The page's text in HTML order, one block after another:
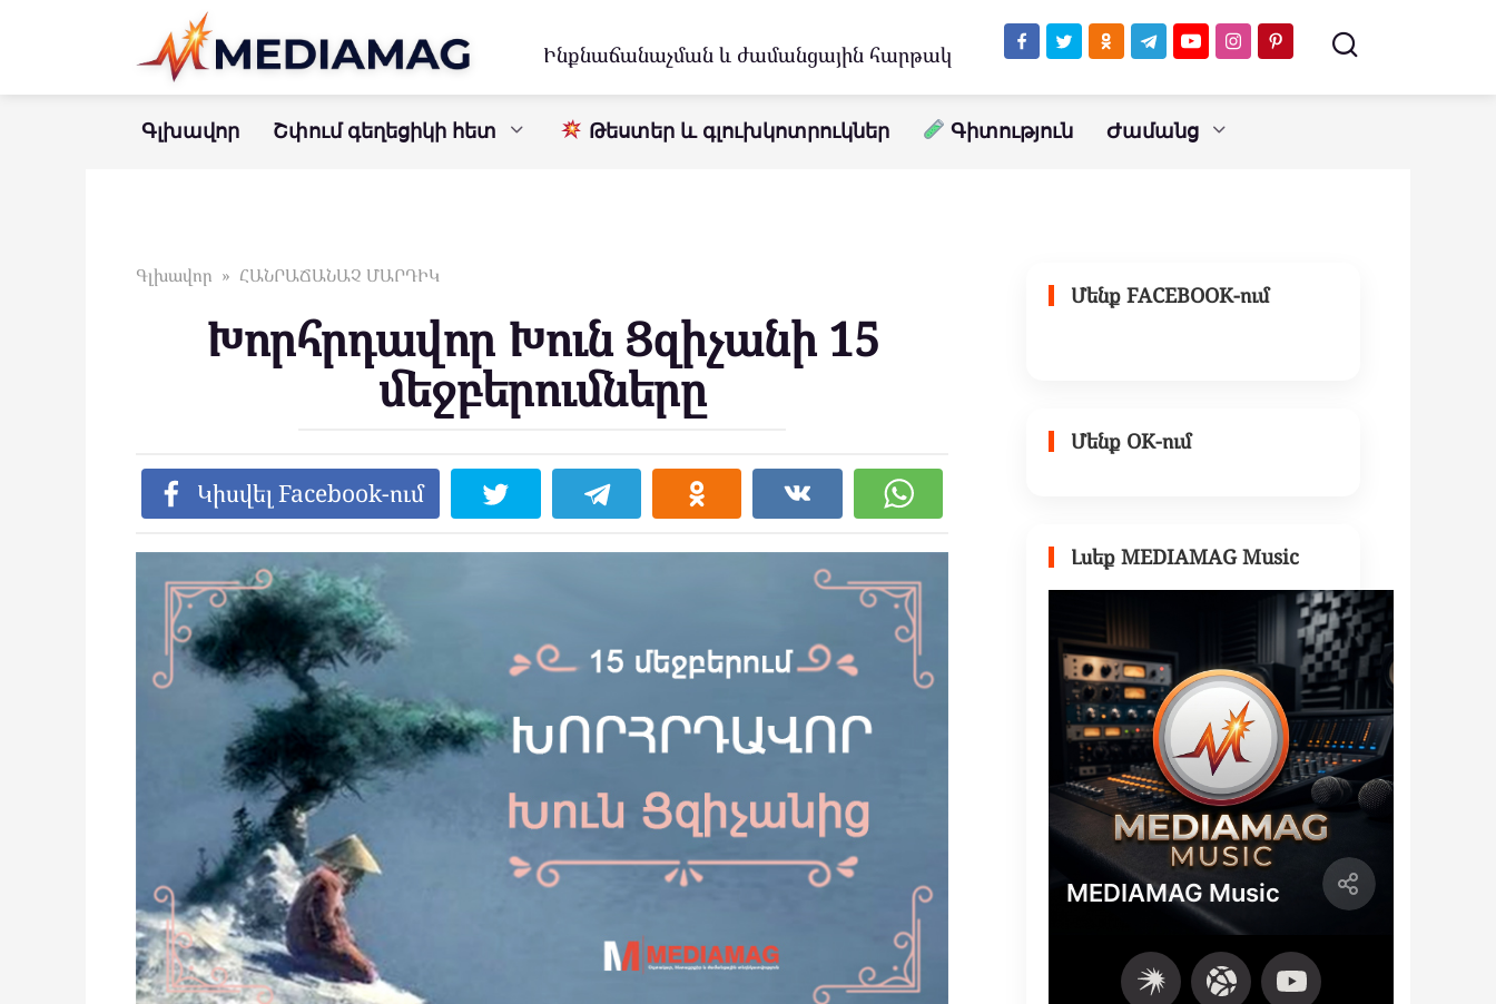
Ինքնաճանաչման և ժամանցային հարթակ
Գլխավոր Շփում գեղեցիկի հետ Թեստեր և գլուխկոտրուկներ Գիտություն Ժամանց
Գլխավոր » ՀԱՆՐԱՃԱՆԱՉ ՄԱՐԴԻԿ
Խորհրդավոր Խուն Ցզիչանի 15
մեջբերումները
Կիսվել Facebook-ում
Մենք FACEBOOK-ում
Մենք OK-ում
Լսեք MEDIAMAG Music